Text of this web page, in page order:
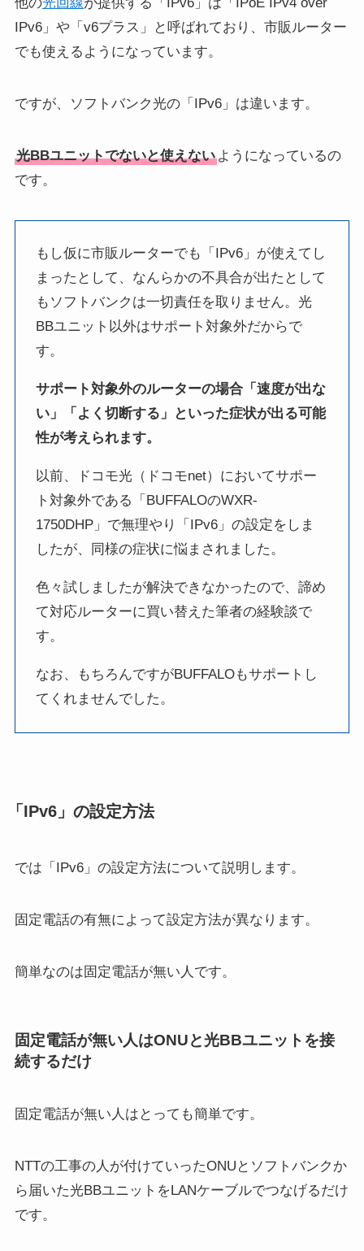
IPv6」や「v6プラス」と呼ばれており、市販ルーター
でも使えるようになっています。
ですが、ソフトバンク光の「IPv6」は違います。
光BBユニットでないと使えないようになっているの
です。
もし仮に市販ルーターでも「IPv6」が使えてし
まったとして、なんらかの不具合が出たとして
もソフトバンクは一切責任を取りません。光
BBユニット以外はサポート対象外だからで
す。
サポート対象外のルーターの場合「速度が出な
い」「よく切断する」といった症状が出る可能
性が考えられます。
以前、ドコモ光（ドコモnet）においてサポー
ト対象外である「BUFFALOのWXR-
1750DHP」で無理やり「IPv6」の設定をしま
したが、同様の症状に悩まされました。
色々試しましたが解決できなかったので、諦め
て対応ルーターに買い替えた筆者の経験談で
す。
なお、もちろんですがBUFFALOもサポートし
てくれませんでした。
「IPv6」の設定方法
では「IPv6」の設定方法について説明します。
固定電話の有無によって設定方法が異なります。
簡単なのは固定電話が無い人です。
固定電話が無い人はONUと光BBユニットを接
続するだけ
固定電話が無い人はとっても簡単です。
NTTの工事の人が付けていったONUとソフトバンクか
ら届いた光BBユニットをLANケーブルでつなげるだけ
です。